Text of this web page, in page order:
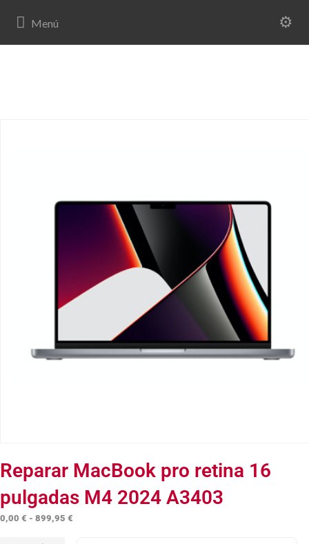
Reparar MacBook pro retina 16
pulgadas M4 2024 A3403
0,00 € - 899,95 €